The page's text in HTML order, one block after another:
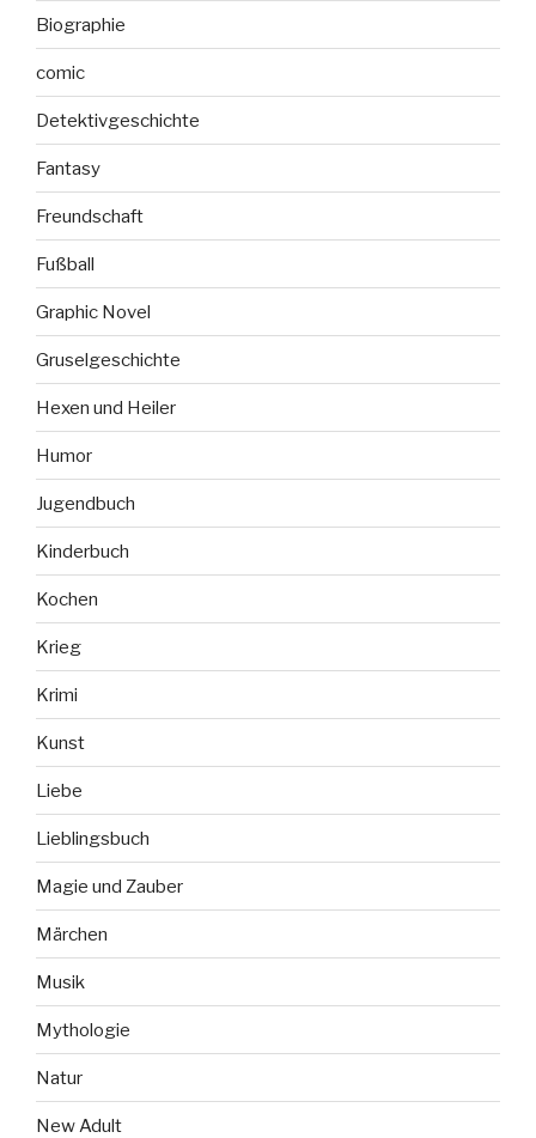
Biographie
comic
Detektivgeschichte
Fantasy
Freundschaft
Fußball
Graphic Novel
Gruselgeschichte
Hexen und Heiler
Humor
Jugendbuch
Kinderbuch
Kochen
Krieg
Krimi
Kunst
Liebe
Lieblingsbuch
Magie und Zauber
Märchen
Musik
Mythologie
Natur
New Adult